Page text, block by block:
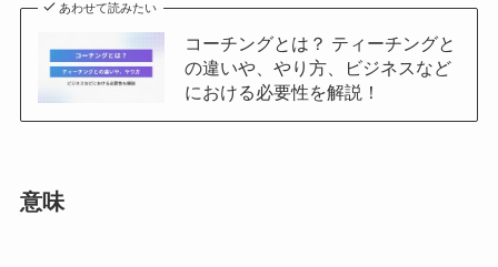
あわせて読みたい
コーチングとは？ ティーチングと
の違いや、やり方、ビジネスなど
における必要性を解説！
意味